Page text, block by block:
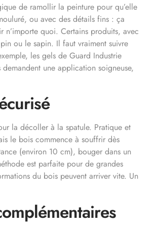
de ramollir la peinture pour qu’elle
ou avec des détails fins : ça
n’importe quoi. Certains produits, avec
ou le sapin. Il faut vraiment suivre
les gels de Guard Industrie
une application soigneuse,
la décoller à la spatule. Pratique et
le bois commence à souffrir dès
(environ 10 cm), bouger dans un
est parfaite pour de grandes
du bois peuvent arriver vite. Un